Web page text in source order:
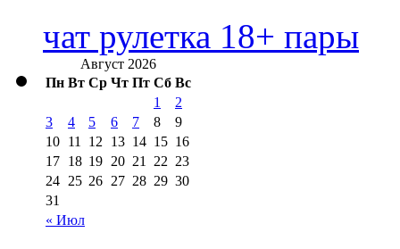
чат рулетка 18+ пары
Август 2026
Пн Вт Ср Чт Пт Сб Вс
« Июл
1
2
3
4 5 6 7 8
9
10 11 12 13 14 15 16
17 18 19 20 21 22 23
24 25 26 27 28 29 30
31